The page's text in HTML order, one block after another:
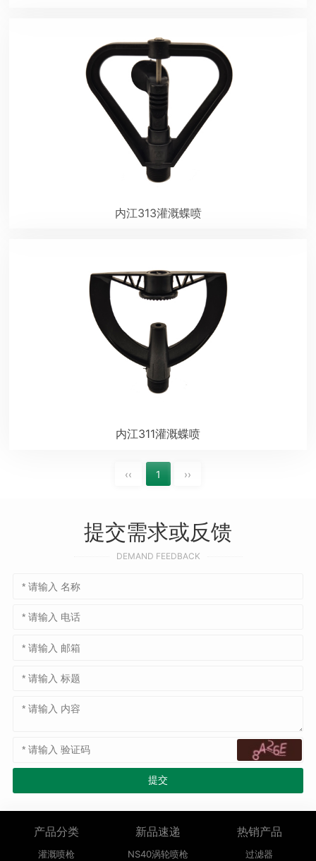
内江313灌溉蝶喷
内江311灌溉蝶喷
‹‹ 1 ››
提交需求或反馈
DEMAND FEEDBACK
产品分类
灌溉喷枪
新品速递
NS40涡轮喷枪
热销产品
过滤器